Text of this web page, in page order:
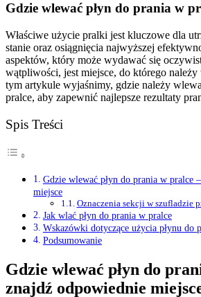
Gdzie wlewać płyn do prania w
Właściwe użycie pralki jest kluczowe dla
stanie oraz osiągnięcia najwyższej
aspektów, który może wydawać się
wątpliwości, jest miejsce, do którego
tym artykule wyjaśnimy, gdzie należy
pralce, aby zapewnić najlepsze rezultaty
Spis Treści
Gdzie wlewać płyn do prania w pralce
miejsce
Oznaczenia sekcji w szufladzie
Jak wlać płyn do prania w pralce
Wskazówki dotyczące użycia płynu do
Podsumowanie
Gdzie wlewać płyn do
znajdź odpowiednie